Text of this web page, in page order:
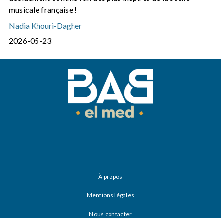
musicale française !
Nadia Khouri-Dagher
2026-05-23
À propos
Mentions légales
Nous contacter